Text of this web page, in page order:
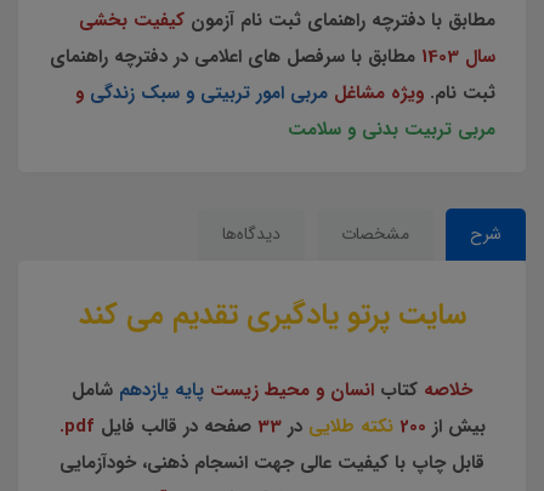
مطابق با دفترچه راهنمای ثبت نام آزمون کیفیت بخشی
سال 1403
مطابق با سرفصل های اعلامی در دفترچه راهنمای
ثبت نام. ویژه مشاغل مربی امور تربیتی و سبک زندگی و
مربی تربیت بدنی و سلامت
شرح مشخصات دیدگاه‌ها
سایت پرتو یادگیری تقدیم می کند
خلاصه کتاب انسان و محیط زیست پایه یازدهم شامل
بیش از 200 نکته طلایی در33 صفحه در قالب فایل pdf.
قابل چاپ با کیفیت عالی جهت انسجام ذهنی، خودآزمایی